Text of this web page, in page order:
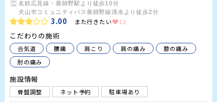
名鉄広見線・善師野駅より徒歩10分
犬山市コミュニティバス善師野線清水より徒歩2分
3.00 また行きたい 12
こだわりの施術
合気道 腰痛 肩こり 肩の痛み
膝の痛み
肘の痛み
施設情報
骨盤調整 ネット予約 駐車場あり